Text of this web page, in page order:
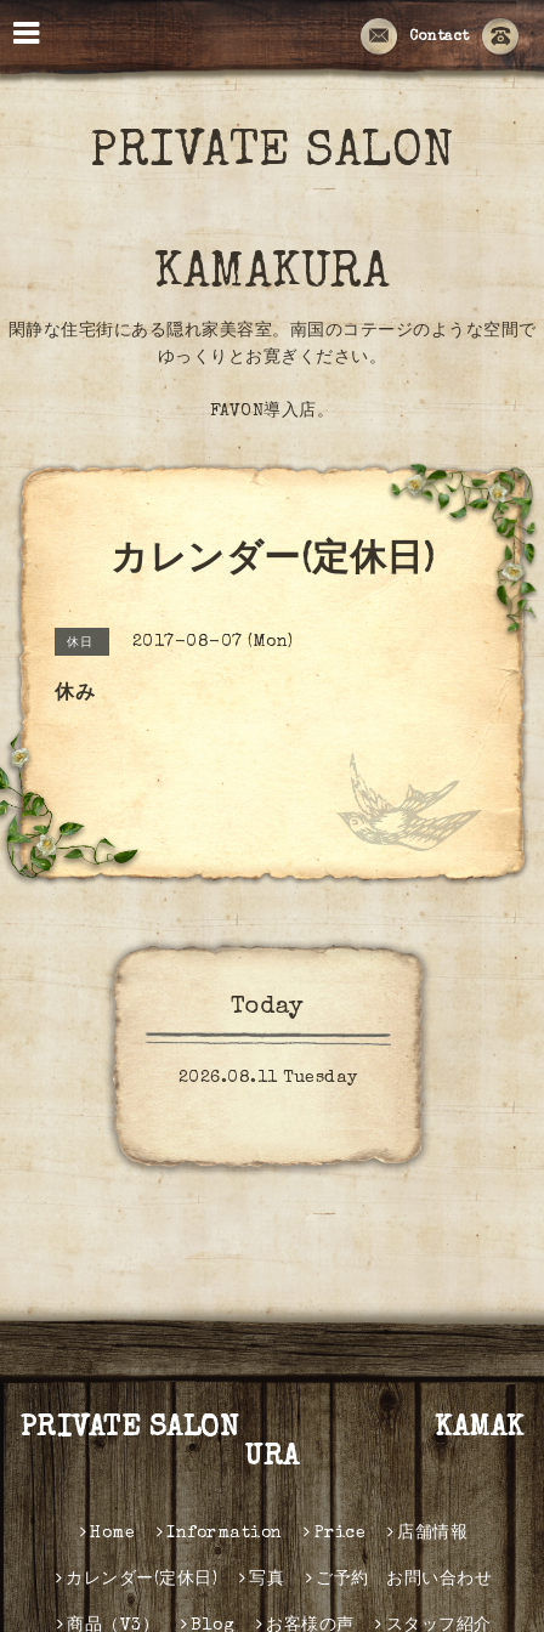
Contact
PRIVATE SALON
KAMAKURA
閑静な住宅街にある隠れ家美容室。南国のコテージのような空間で
ゆっくりとお寛ぎください。
FAVON導入店。
カレンダー(定休日)
休日 2017-08-07 (Mon)
休み
Today
2026.08.11 Tuesday
PRIVATE SALON KAMAK
URA
Home Information Price 店舗情報
カレンダー(定休日) 写真 ご予約 お問い合わせ
商品（V3） Blog お客様の声 スタッフ紹介